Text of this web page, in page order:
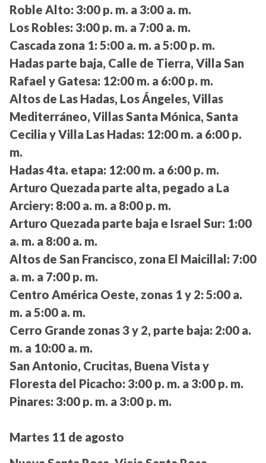
Roble Alto: 3:00 p. m. a 3:00 a. m.
Los Robles: 3:00 p. m. a 7:00 a. m.
Cascada zona 1: 5:00 a. m. a 5:00 p. m.
Hadas parte baja, Calle de Tierra, Villa San
Rafael y Gatesa: 12:00 m. a 6:00 p. m.
Altos de Las Hadas, Los Ángeles, Villas
Mediterráneo, Villas Santa Mónica, Santa
Cecilia y Villa Las Hadas: 12:00 m. a 6:00 p.
m.
Hadas 4ta. etapa: 12:00 m. a 6:00 p. m.
Arturo Quezada parte alta, pegado a La
Arciery: 8:00 a. m. a 8:00 p. m.
Arturo Quezada parte baja e Israel Sur: 1:00
a. m. a 8:00 a. m.
Altos de San Francisco, zona El Maicillal: 7:00
a. m. a 7:00 p. m.
Centro América Oeste, zonas 1 y 2: 5:00 a.
m. a 5:00 a. m.
Cerro Grande zonas 3 y 2, parte baja: 2:00 a.
m. a 10:00 a. m.
San Antonio, Crucitas, Buena Vista y
Floresta del Picacho: 3:00 p. m. a 3:00 p. m.
Pinares: 3:00 p. m. a 3:00 p. m.
Martes 11 de agosto